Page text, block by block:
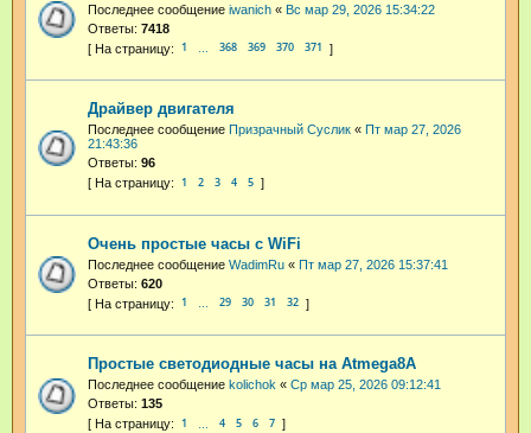
Последнее сообщение iwanich « Вс мар 29, 2026 15:34:22
Ответы: 7418
1 368 369 370 371
Драйвер двигателя
Последнее сообщение Призрачный Суслик « Пт мар 27, 2026
21:43:36
Ответы: 96
1 2 3 4 5
Очень простые часы с WiFi
Последнее сообщение WadimRu « Пт мар 27, 2026 15:37:41
Ответы: 620
1 29 30 31 32
Простые светодиодные часы на Atmega8A
Последнее сообщение kolichok « Ср мар 25, 2026 09:12:41
Ответы: 135
1 4 5 6 7